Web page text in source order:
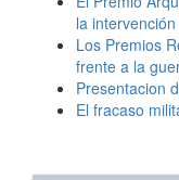
la
Los Premios
frente a la
Presentacion
El fracaso